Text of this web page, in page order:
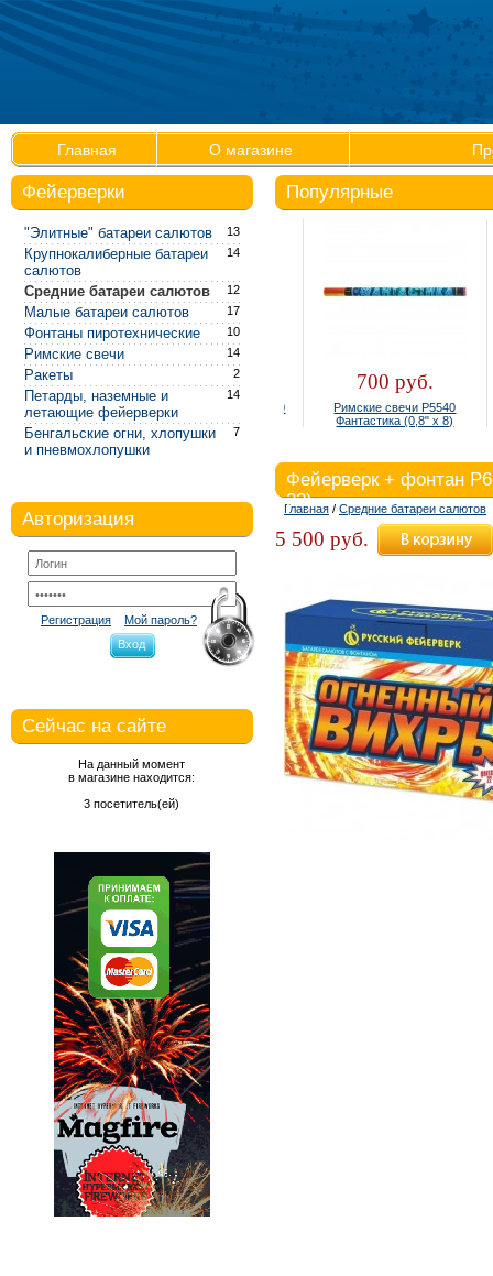
Главная О магазине
Фейерверки
13
"Элитные" батареи салютов
14
Крупнокалиберные батареи
салютов
12
Средние батареи салютов
17
Малые батареи салютов
10
Фонтаны пиротехнические
14
Римские свечи
2
Ракеты
14
Петарды, наземные и
летающие фейерверки
7
Бенгальские огни, хлопушки
и пневмохлопушки
Авторизация
Регистрация
Мой пароль?
Вход
Сейчас на сайте
На данный момент
в магазине находится:
3 посетитель(ей)
Популярные
300 руб.
Фонтан настольный Р4810
(упаковка 4 шт.)
700 руб.
Римские свечи Р5540
Фантастика (0,8" х 8)
Фейерверк + фонтан
22)
Главная / Средние батареи салютов
5 500 руб.